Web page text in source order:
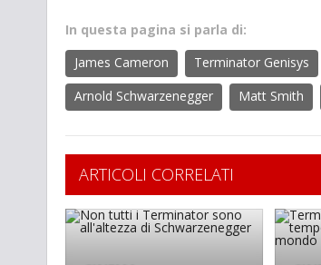
In questa pagina si parla di:
James Cameron
Terminator Genisys
Arnold Schwarzenegger
Matt Smith
ARTICOLI CORRELATI